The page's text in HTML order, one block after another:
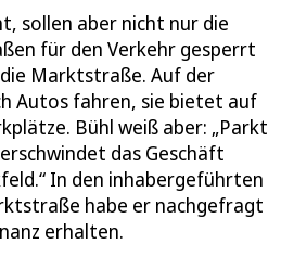
sollen aber nicht nur die
für den Verkehr gesperrt
Marktstraße. Auf der
Autos fahren, sie bietet auf
Bühl weiß aber: „Parkt
das Geschäft
In den inhabergeführten
habe er nachgefragt
erhalten.